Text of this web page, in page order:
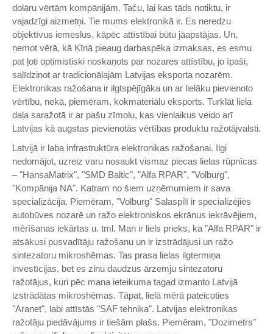
dolāru vērtām kompānijām. Taču, lai kas tāds notiktu, ir
vajadzīgi aizmetņi. Tie mums elektronikā ir. Es neredzu
objektīvus iemeslus, kāpēc attīstībai būtu jāapstājas. Un,
ņemot vērā, kā Ķīnā pieaug darbaspēka izmaksas, es esmu
pat ļoti optimistiski noskaņots par nozares attīstību, jo īpaši,
salīdzinot ar tradicionālajām Latvijas eksporta nozarēm.
Elektronikas ražošana ir ilgtspējīgāka un ar lielāku pievienoto
vērtību, nekā, piemēram, kokmateriālu eksports. Turklāt liela
daļa saražotā ir ar pašu zīmolu, kas vienlaikus veido arī
Latvijas kā augstas pievienotās vērtības produktu ražotājvalsti.
Latvijā ir laba infrastruktūra elektronikas ražošanai. Ilgi
nedomājot, uzreiz varu nosaukt vismaz piecas lielas rūpnīcas
– "HansaMatrix", "SMD Baltic", "Alfa RPAR", "Volburg",
"Kompānija NA". Katram no šiem uzņēmumiem ir sava
specializācija. Piemēram, "Volburg" Salaspilī ir specializējies
autobūves nozarē un ražo elektroniskos ekrānus iekrāvējiem,
mērīšanas iekārtas u. tml. Man ir liels prieks, ka "Alfa RPAR" ir
atsākusi pusvadītāju ražošanu un ir izstrādājusi un ražo
sintezatoru mikroshēmas. Tas prasa lielas ilgtermiņa
investīcijas, bet es zinu daudzus ārzemju sintezatoru
ražotājus, kuri pēc mana ieteikuma tagad izmanto Latvijā
izstrādātas mikroshēmas. Tāpat, lielā mērā pateicoties
"Aranet", labi attīstās "SAF tehnika". Latvijas elektronikas
ražotāju piedāvājums ir tiešām plašs. Piemēram, "Dozimetrs"